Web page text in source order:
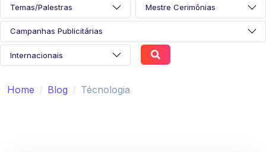
Home Blog Técnologia